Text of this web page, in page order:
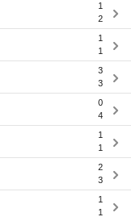
1
2
1
1
3
3
0
4
1
1
2
3
1
1